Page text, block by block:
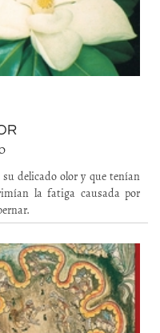
delicado olor y que tenían
la fatiga causada por